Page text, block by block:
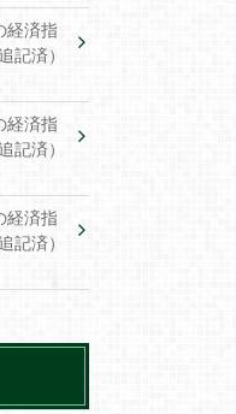
経済指
記済）
経済指
記済）
経済指
記済）